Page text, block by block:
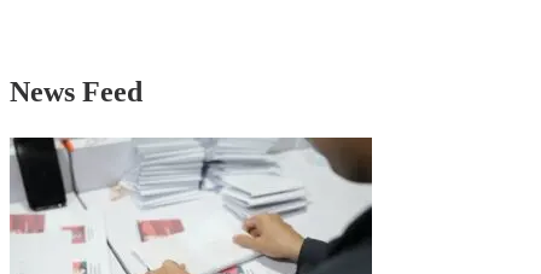
News Feed